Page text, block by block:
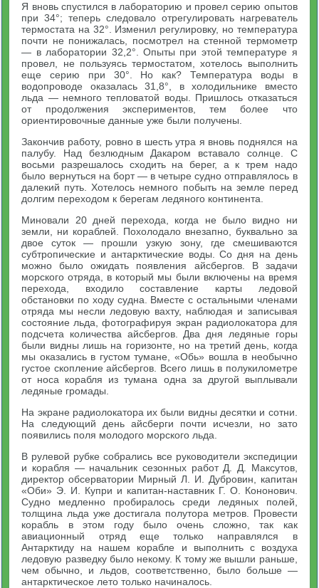
Я вновь спустился в лабораторию и провел серию опытов
при 34°; теперь следовало отрегулировать нагреватель
термостата на 32°. Изменил регулировку, но температура
почти не понижалась, посмотрел на стенной термометр
— в лаборатории 32,2°. Опыты при этой температуре я
провел, не пользуясь термостатом, хотелось выполнить
еще серию при 30°. Но как? Температура воды в
водопроводе оказалась 31,8°, в холодильнике вместо
льда — немного тепловатой воды. Пришлось отказаться
от продолжения экспериментов, тем более что
ориентировочные данные уже были получены.
Закончив работу, ровно в шесть утра я вновь поднялся на
палубу. Над безлюдным Дакаром вставало солнце. С
восьми разрешалось сходить на берег, а к трем надо
было вернуться на борт — в четыре судно отправлялось в
далекий путь. Хотелось немного побыть на земле перед
долгим переходом к берегам ледяного континента.
Миновали 20 дней перехода, когда не было видно ни
земли, ни кораблей. Похолодало внезапно, буквально за
двое суток — прошли узкую зону, где смешиваются
субтропические и антарктические воды. Со дня на день
можно было ожидать появления айсбергов. В задачи
морского отряда, в который мы были включены на время
перехода, входило составление карты ледовой
обстановки по ходу судна. Вместе с остальными членами
отряда мы несли ледовую вахту, наблюдая и записывая
состояние льда, фотографируя экран радиолокатора для
подсчета количества айсбергов. Два дня ледяные горы
были видны лишь на горизонте, но на третий день, когда
мы оказались в густом тумане, «Обь» вошла в необычно
густое скопление айсбергов. Всего лишь в полукилометре
от носа корабля из тумана одна за другой выплывали
ледяные громады.
На экране радиолокатора их были видны десятки и сотни.
На следующий день айсберги почти исчезли, но зато
появились поля молодого морского льда.
В рулевой рубке собрались все руководители экспедиции
и корабля — начальник сезонных работ Д. Д. Максутов,
директор обсерватории Мирный Л. И. Дубровин, капитан
«Оби» Э. И. Купри и капитан-наставник Г. О. Кононович.
Судно медленно пробиралось среди ледяных полей,
толщина льда уже достигала полутора метров. Провести
корабль в этом году было очень сложно, так как
авиационный отряд еще только направлялся в
Антарктиду на нашем корабле и выполнить с воздуха
ледовую разведку было некому. К тому же вышли раньше,
чем обычно, и льдов, соответственно, было больше —
антарктическое лето только начиналось.